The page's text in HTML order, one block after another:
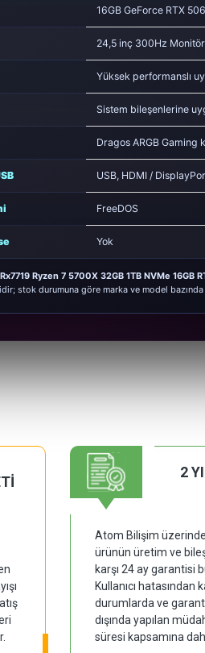
16GB GeForce RTX
24,5 inç 300Hz Monitör
Yüksek performanslı
Sistem bileşenlerine
Dragos ARGB Gaming
USB, HDMI /
FreeDOS
Yok
Ryzen 7 5700X 32GB 1TB NVMe
stok durumuna göre marka ve model
2
Atom Bilişim
ürünün üretim ve
karşı 24 ay garantisi
Kullanıcı hatasından
durumlarda ve
dışında yapılan
süresi kapsamına